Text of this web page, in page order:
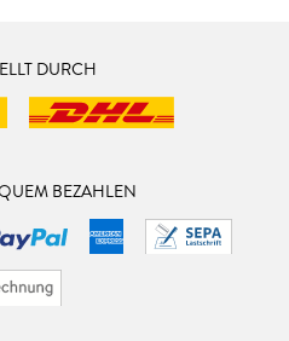
DURCH
BEZAHLEN